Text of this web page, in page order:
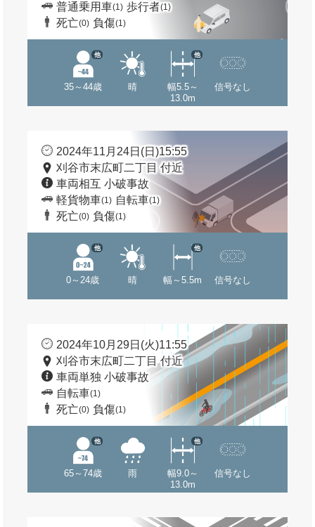
普通乗用車(1) 歩行者(1)
死亡(0) 負傷(1)
35～44歳
他
晴
幅5.5～
13.0m
他
信号なし
2024年11月24日(日)15:55
刈谷市末広町二丁目 付近
車両相互 小破事故
軽貨物車(1) 自転車(1)
死亡(0) 負傷(1)
0～24歳
他
晴 幅～5.5m
他
信号なし
2024年10月29日(火)11:55
刈谷市末広町二丁目 付近
車両単独 小破事故
自転車(1)
死亡(0) 負傷(1)
65～74歳
他
雨
幅9.0～
13.0m
他
信号なし